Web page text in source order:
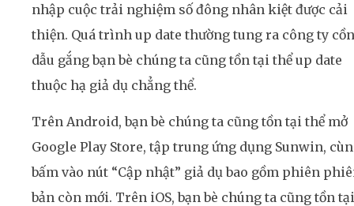
nhập cuộc trải nghiệm số đông nhân kiệt được cải
thiện. Quá trình up date thường tung ra công ty
dẫu gắng bạn bè chúng ta cũng tồn tại thể up date
thuộc hạ giả dụ chẳng thể.
Trên Android, bạn bè chúng ta cũng tồn tại thể mở
Google Play Store, tập trung ứng dụng Sunwin,
bấm vào nút “Cập nhật” giả dụ bao gồm phiên
bản còn mới. Trên iOS, bạn bè chúng ta cũng tồn tại